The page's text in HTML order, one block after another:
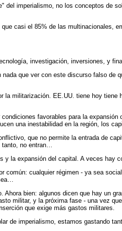
imperialismo, no los conceptos de
casi el 85% de las multinacionales,
investigación, inversiones, y
que ver con este discurso falso
militarización. EE.UU. tiene hoy
favorables para la
una inestabilidad en la región, los
que no permite la entrada de
tanto, no entran…
la expansión del capital. A veces hay
común: cualquier régimen - ya sea
bien: algunos dicen que hay un
militar, y la próxima fase - una vez
que exige más gastos militares.
de imperialismo, estamos gastando